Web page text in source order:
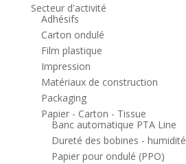
Secteur d'activité
Adhésifs
Carton ondulé
Film plastique
Impression
Matériaux de construction
Packaging
Papier - Carton - Tissue
Banc automatique PTA Line
Dureté des bobines - humidité
Papier pour ondulé (PPO)